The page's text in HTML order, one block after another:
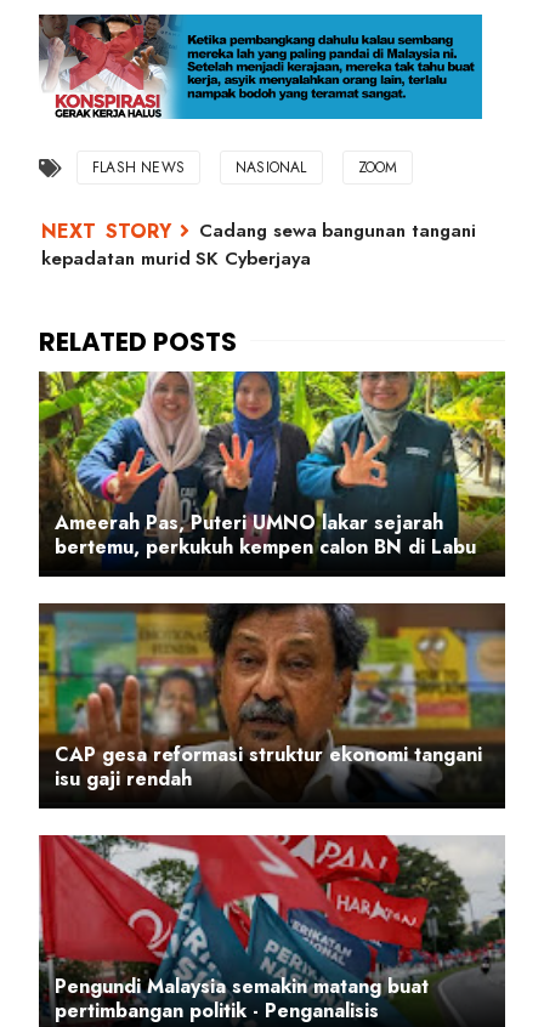
FLASH NEWS NASIONAL ZOOM
Cadang sewa bangunan tangani
kepadatan murid SK Cyberjaya
Ameerah Pas, Puteri UMNO lakar sejarah
bertemu, perkukuh kempen calon BN di Labu
CAP gesa reformasi struktur ekonomi tangani
isu gaji rendah
Pengundi Malaysia semakin matang buat
pertimbangan politik - Penganalisis